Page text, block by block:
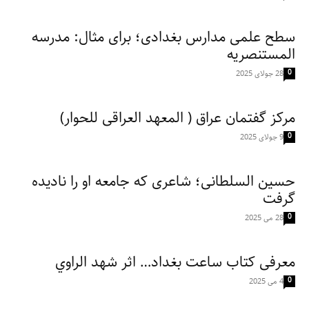
سطح علمی مدارس بغدادی؛ برای مثال: مدرسه
المستنصریه
28 جولای 2025 0
مرکز گفتمان عراق ( المعهد العراقی للحوار)
9 جولای 2025 0
حسین السلطانی؛ شاعری که جامعه او را نادیده
گرفت
28 می 2025 0
معرفی کتاب ساعت بغداد… اثر شهد الراوي
4 می 2025 0